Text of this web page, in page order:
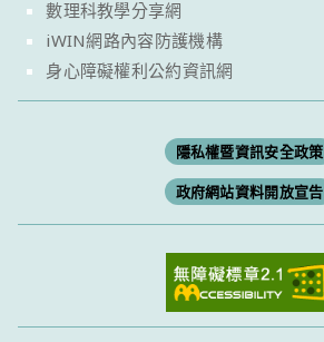
數理科教學分享網
iWIN網路內容防護機構
身心障礙權利公約資訊網
隱私權暨資訊安全政策
政府網站資料開放宣告